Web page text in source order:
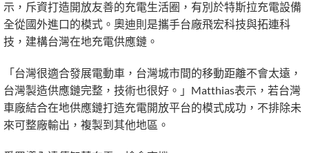
示，斥資打造開放友善的充電生活圈，有別於特斯拉充電設備
全從國外進口的模式。奧迪則是攜手台廠飛宏科技與拓連科
技，建構台灣在地充電供應鏈。
「台灣很適合發展電動車，台灣城市間的移動距離不會太遠，
台灣製造供應鏈完整，技術也很好。」Matthias表示，若台灣
車廠結合在地供應鏈打造充電開放平台的模式成功，不排除未
來可整廠輸出，複製到其他地區。